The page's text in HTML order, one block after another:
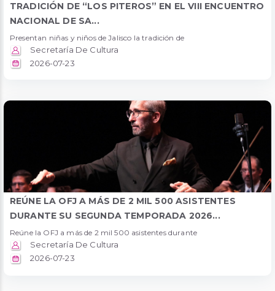
TRADICIÓN DE “LOS PITEROS” EN EL VIII ENCUENTRO
NACIONAL DE SA...
Presentan niñas y niños de Jalisco la tradición de
Secretaría De Cultura
2026-07-23
REÚNE LA OFJ A MÁS DE 2 MIL 500 ASISTENTES
DURANTE SU SEGUNDA TEMPORADA 2026...
Reúne la OFJ a más de 2 mil 500 asistentes durante
Secretaría De Cultura
2026-07-23